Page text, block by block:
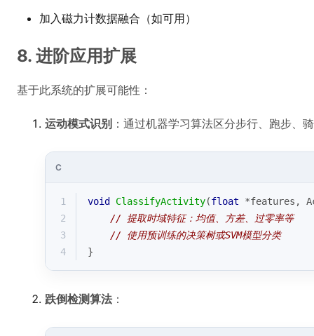
加入磁力计数据融合（如可用）
8. 进阶应用扩展
基于此系统的扩展可能性：
运动模式识别 ：通过机器学习算法区分步行、跑步、
C
1 void ClassifyActivity(float *features,
2
// 提取时域特征：均值、方差、过零率等
3
// 使用预训练的决策树或SVM模型分类
4
}
跌倒检测算法 ：